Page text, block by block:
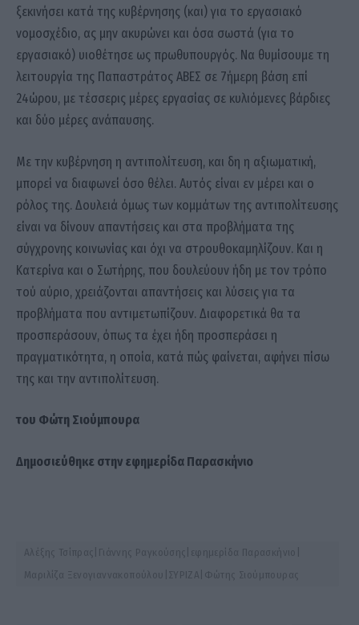
ξεκινήσει κατά της κυβέρνησης (και) για το εργασιακό
νομοσχέδιο, ας μην ακυρώνει και όσα σωστά (για το
εργασιακό) υιοθέτησε ως πρωθυπουργός. Να θυμίσουμε τη
λειτουργία της Παπαστράτος ΑΒΕΣ σε 7ήμερη βάση επί
24ώρου, με τέσσερις μέρες εργασίας σε κυλιόμενες βάρδιες
και δύο μέρες ανάπαυσης.
Με την κυβέρνηση η αντιπολίτευση, και δη η αξιωματική,
μπορεί να διαφωνεί όσο θέλει. Αυτός είναι εν μέρει και ο
ρόλος της. Δουλειά όμως των κομμάτων της αντιπολίτευσης
είναι να δίνουν απαντήσεις και στα προβλήματα της
σύγχρονης κοινωνίας και όχι να στρουθοκαμηλίζουν. Και η
Κατερίνα και ο Σωτήρης, που δουλεύουν ήδη με τον τρόπο
τού αύριο, χρειάζονται απαντήσεις και λύσεις για τα
προβλήματα που αντιμετωπίζουν. Διαφορετικά θα τα
προσπεράσουν, όπως τα έχει ήδη προσπεράσει η
πραγματικότητα, η οποία, κατά πώς φαίνεται, αφήνει πίσω
της και την αντιπολίτευση.
του Φώτη Σιούμπουρα
Δημοσιεύθηκε στην εφημερίδα Παρασκήνιο
Aλέξης Τσίπρας|Γιάννης Ραγκούσης|εφημερίδα Παρασκήνιο|
Μαριλίζα Ξενογιαννακοπούλου|ΣΥΡΙΖΑ|Φώτης Σιούμπουρας